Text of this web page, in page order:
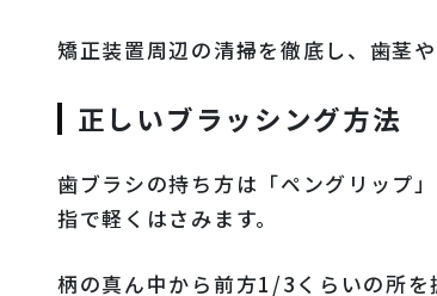
矯正装置周辺の清掃を徹底し、歯茎
正しいブラッシング方法
歯ブラシの持ち方は「ペングリップ
指で軽くはさみます。
柄の真ん中から前方1/3くらいの所を